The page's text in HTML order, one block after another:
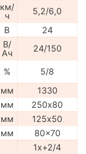
км/
ч
5,2/6,0
В
24
В/
Ач
24/150
%
5/8
мм
1330
мм
250х80
мм
125х50
мм
80x70
1x+2/4